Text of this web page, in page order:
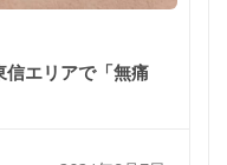
信エリアで「無痛